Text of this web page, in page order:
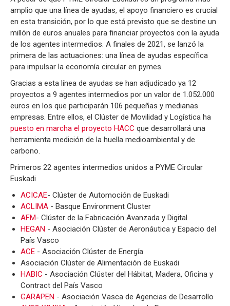
amplio que una línea de ayudas, el apoyo financiero es crucial
en esta transición, por lo que está previsto que se destine un
millón de euros anuales para financiar proyectos con la ayuda
de los agentes intermedios. A finales de 2021, se lanzó la
primera de las actuaciones: una línea de ayudas específica
para impulsar la economía circular en pymes.
Gracias a esta línea de ayudas se han adjudicado ya 12
proyectos a 9 agentes intermedios por un valor de 1.052.000
euros en los que participarán 106 pequeñas y medianas
empresas. Entre ellos, el Clúster de Movilidad y Logística ha
puesto en marcha el proyecto HACC que desarrollará una
herramienta medición de la huella medioambiental y de
carbono.
Primeros 22 agentes intermedios unidos a PYME Circular
Euskadi
ACICAE- Clúster de Automoción de Euskadi
ACLIMA - Basque Environment Cluster
AFM- Clúster de la Fabricación Avanzada y Digital
HEGAN - Asociación Clúster de Aeronáutica y Espacio del
País Vasco
ACE - Asociación Clúster de Energía
Asociación Clúster de Alimentación de Euskadi
HABIC - Asociación Clúster del Hábitat, Madera, Oficina y
Contract del País Vasco
GARAPEN - Asociación Vasca de Agencias de Desarrollo